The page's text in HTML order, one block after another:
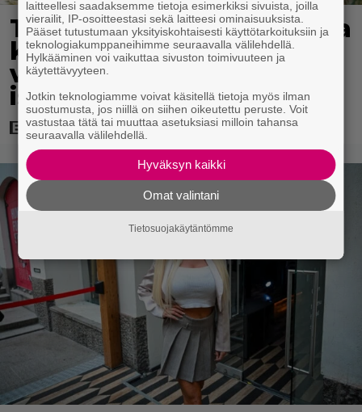
Tänään tv:ssä: Koskettava
kotimainen elokuva
vuodelta 2020 – ”Tehty
isolla sydämellä”
laitteellesi saadaksemme tietoja esimerkiksi sivuista, joilla
vierailit, IP-osoitteestasi sekä laitteesi ominaisuuksista.
Pääset tutustumaan yksityiskohtaisesti käyttötarkoituksiin ja
teknologiakumppaneihimme seuraavalla välilehdellä.
Hylkääminen voi vaikuttaa sivuston toimivuuteen ja
käytettävyyteen.
Jotkin teknologiamme voivat käsitellä tietoja myös ilman
suostumusta, jos niillä on siihen oikeutettu peruste. Voit
vastustaa tätä tai muuttaa asetuksiasi milloin tahansa
seuraavalla välilehdellä.
Hyväksyn kaikki
Omat valintani
Tietosuojakäytäntömme